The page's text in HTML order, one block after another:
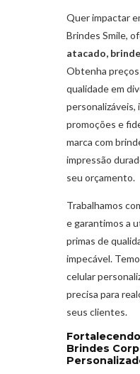
Quer impactar
Brindes Smile,
atacado,
Obtenha
qualidade em
personalizáveis,
promoções e
marca com
impressão
seu orçamento.
Trabalhamos
e garantimos a
primas de
impecável.
celular
precisa para
seus clientes.
Brindes